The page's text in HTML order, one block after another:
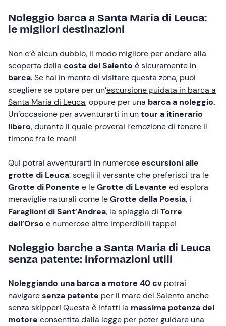
Noleggio barca a Santa Maria di Leuca:
le migliori destinazioni
Non c’è alcun dubbio, il modo migliore per andare alla
scoperta della costa del Salento è sicuramente in
barca. Se hai in mente di visitare questa zona, puoi
scegliere se optare per un’escursione guidata in barca a
Santa Maria di Leuca, oppure per una barca a noleggio.
Un’occasione per avventurarti in untour a itinerario
libero, durante il quale proverai l’emozione di tenere il
timone fra le mani!
Qui potrai avventurarti in numeroseescursioni alle
grotte di Leuca: scegli il versante che preferisci tra le
Grotte di Ponente e leGrotte di Levante ed esplora
meraviglie naturali come leGrotte della Poesia, i
Faraglioni di Sant’Andrea, la spiaggia di Torre
dell’Orso e numerose altre imperdibili tappe!
Noleggio barche a Santa Maria di Leuca
senza patente: informazioni utili
Noleggiando una barca a motore 40 cv potrai
navigaresenza patente per il mare del Salento anche
senza skipper! Questa è infatti la massima potenza del
motore consentita dalla legge per poter guidare una